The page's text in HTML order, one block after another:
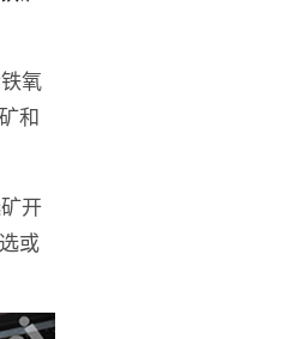
氧
和
开
或